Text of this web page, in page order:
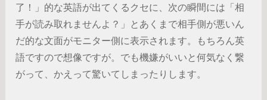
了！」的な英語が出てくるクセに、次の瞬間には「相
手が読み取れませんよ？」とあくまで相手側が悪いん
だ的な文面がモニター側に表示されます。もちろん英
語ですので想像ですが。でも機嫌がいいと何気なく繋
がって、かえって驚いてしまったりします。